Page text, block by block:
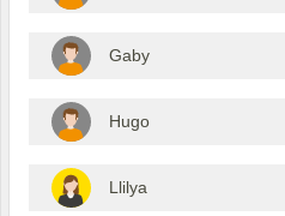
Gaby
Hugo
Llilya